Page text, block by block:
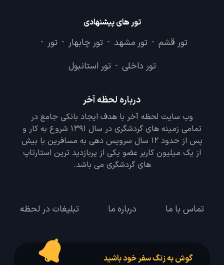
تور های پیشنهادی
تور قشم - تور مشهد - تور چابهار - تور -
تور داخلی - تور استانبول
درباره لحظه آخر
وب سایت لحظه آخر با هدف ایجاد بانکی جامع در
تمامی زمینه های گردشگری در سال 1391 شروع به کار و
پس از حدود 12 سال سرویس دهی به مسافرین با بیش
از یک میلیون کاربر عضو یکی از پربازدید ترین استارتاپ
های گردشگری می باشد.
تماس با ما درباره ما تبلیغات در لحظه
گوش به زنگ سفر خود باشید